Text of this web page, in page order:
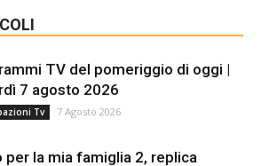
TV del pomeriggio di oggi |
7 agosto 2026
Tv 7 Agosto 2026
per la mia famiglia 2, replica